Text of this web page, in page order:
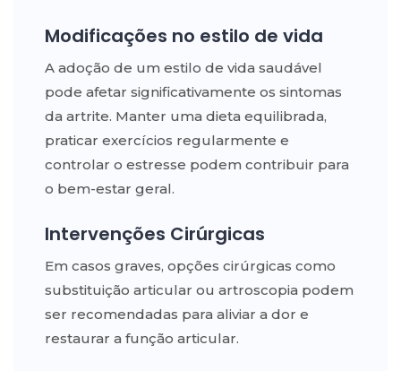
Modificações no estilo de vida
A adoção de um estilo de vida saudável
pode afetar significativamente os sintomas
da artrite. Manter uma dieta equilibrada,
praticar exercícios regularmente e
controlar o estresse podem contribuir para
o bem-estar geral.
Intervenções Cirúrgicas
Em casos graves, opções cirúrgicas como
substituição articular ou artroscopia podem
ser recomendadas para aliviar a dor e
restaurar a função articular.